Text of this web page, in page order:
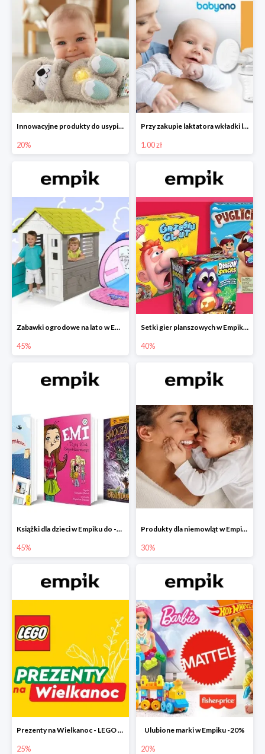
Innowacyjne produkty do usypiania w Empiku -20%
20%
Przy zakupie laktatora wkładki laktacyjne za 1 zł!
1.00 zł
Zabawki ogrodowe na lato w Empiku do -45%
45%
Setki gier planszowych w Empiku do -40%
40%
Książki dla dzieci w Empiku do -45%
45%
Produkty dla niemowląt w Empiku do -30%
30%
Prezenty na Wielkanoc - LEGO w Empiku do -25%
25%
Ulubione marki w Empiku -20%
20%